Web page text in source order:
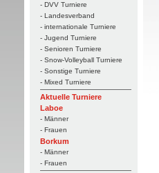
- DVV Turniere
- Landesverband
- internationale Turniere
- Jugend Turniere
- Senioren Turniere
- Snow-Volleyball Turniere
- Sonstige Turniere
- Mixed Turniere
Aktuelle Turniere
Laboe
- Männer
- Frauen
Borkum
- Männer
- Frauen